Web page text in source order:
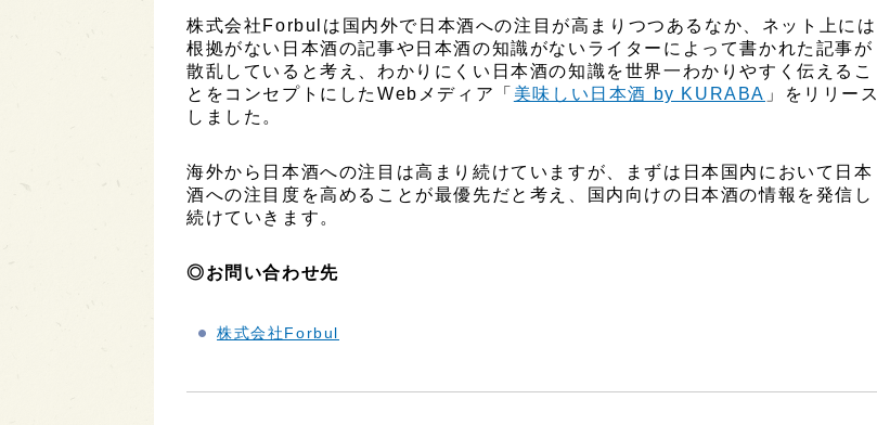
株式会社Forbulは国内外で日本酒への注目が高まりつつあるなか、ネット上には
根拠がない日本酒の記事や日本酒の知識がないライターによって書かれた記事が
散乱していると考え、わかりにくい日本酒の知識を世界一わかりやすく伝えるこ
とをコンセプトにしたWebメディア「 美味しい日本酒 by KURABA 」をリリース
しました。
海外から日本酒への注目は高まり続けていますが、まずは日本国内において日本
酒への注目度を高めることが最優先だと考え、国内向けの日本酒の情報を発信し
続けていきます。
◎お問い合わせ先
株式会社Forbul